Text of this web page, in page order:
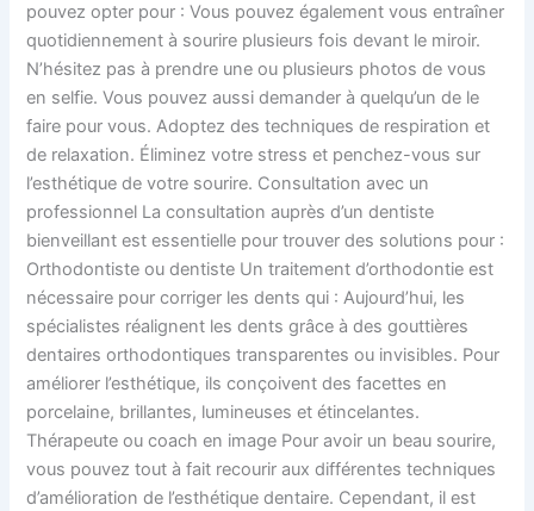
pouvez opter pour : Vous pouvez également vous entraîner
quotidiennement à sourire plusieurs fois devant le miroir.
N’hésitez pas à prendre une ou plusieurs photos de vous
en selfie. Vous pouvez aussi demander à quelqu’un de le
faire pour vous. Adoptez des techniques de respiration et
de relaxation. Éliminez votre stress et penchez-vous sur
l’esthétique de votre sourire. Consultation avec un
professionnel La consultation auprès d’un dentiste
bienveillant est essentielle pour trouver des solutions pour :
Orthodontiste ou dentiste Un traitement d’orthodontie est
nécessaire pour corriger les dents qui : Aujourd’hui, les
spécialistes réalignent les dents grâce à des gouttières
dentaires orthodontiques transparentes ou invisibles. Pour
améliorer l’esthétique, ils conçoivent des facettes en
porcelaine, brillantes, lumineuses et étincelantes.
Thérapeute ou coach en image Pour avoir un beau sourire,
vous pouvez tout à fait recourir aux différentes techniques
d’amélioration de l’esthétique dentaire. Cependant, il est